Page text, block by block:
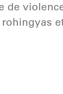
de